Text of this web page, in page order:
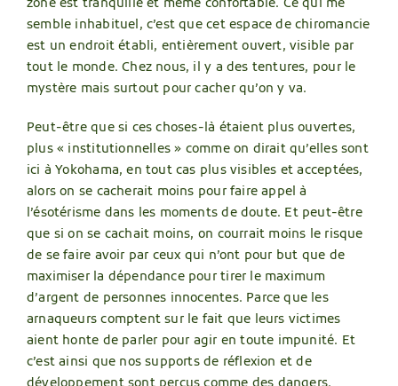
zone est tranquille et même confortable. Ce qui me
semble inhabituel, c’est que cet espace de chiromancie
est un endroit établi, entièrement ouvert, visible par
tout le monde. Chez nous, il y a des tentures, pour le
mystère mais surtout pour cacher qu’on y va.
Peut-être que si ces choses-là étaient plus ouvertes,
plus « institutionnelles » comme on dirait qu’elles sont
ici à Yokohama, en tout cas plus visibles et acceptées,
alors on se cacherait moins pour faire appel à
l’ésotérisme dans les moments de doute. Et peut-être
que si on se cachait moins, on courrait moins le risque
de se faire avoir par ceux qui n’ont pour but que de
maximiser la dépendance pour tirer le maximum
d’argent de personnes innocentes. Parce que les
arnaqueurs comptent sur le fait que leurs victimes
aient honte de parler pour agir en toute impunité. Et
c’est ainsi que nos supports de réflexion et de